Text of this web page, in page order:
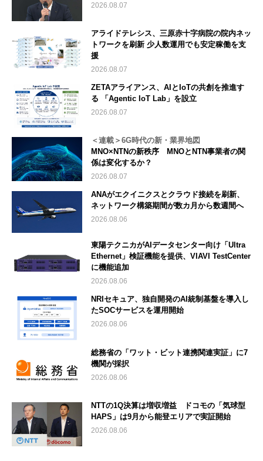
2026.08.07
アライドテレシス、三原赤十字病院の院内ネッ
トワークを刷新 少人数運用でも安定稼働を支
援
2026.08.07
ZETAアライアンス、AIとIoTの共創を推進す
る 「Agentic IoT Lab」を設立
2026.08.07
＜連載＞6G時代の新・業界地図
MNO×NTNの新秩序 MNOとNTN事業者の関
係は変化するか？
2026.08.07
ANAがエクイニクスとクラウド接続を刷新、
ネットワーク構築期間が数カ月から数週間へ
2026.08.06
東陽テクニカがAIデータセンター向け「Ultra
Ethernet」検証機能を提供、VIAVI TestCenter
に機能追加
2026.08.06
NRIセキュア、独自開発のAI統制基盤を導入し
たSOCサービスを運用開始
2026.08.06
総務省の「ワット・ビット連携関連実証」に7
機関が採択
2026.08.06
NTTの1Q決算は増収増益 ドコモの「気球型
HAPS」は9月から能登エリアで実証開始
2026.08.06